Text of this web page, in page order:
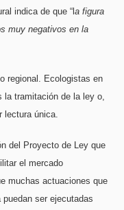
indica de que “l a figura
muy negativos en la
regional. Ecologistas en
tramitación de la ley o,
lectura única.
del Proyecto de Ley que
el mercado
muchas actuaciones que
ser ejecutadas